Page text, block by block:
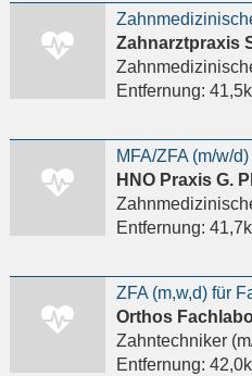
Zahnarztpraxis
Entfernung:
MFA/ZFA (m/w/d)
HNO Praxis G.
Entfernung:
Zahntechniker
Entfernung: